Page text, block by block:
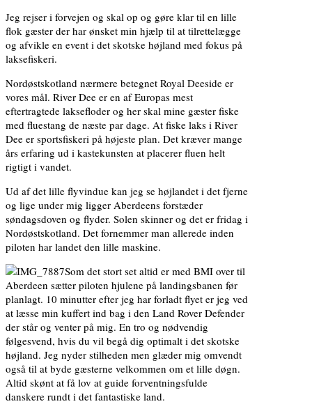
Jeg rejser i forvejen og skal op og gøre klar til en lille
flok gæster der har ønsket min hjælp til at tilrettelægge
og afvikle en event i det skotske højland med fokus på
laksefiskeri.
Nordøstskotland nærmere betegnet Royal Deeside er
vores mål. River Dee er en af Europas mest
eftertragtede laksefloder og her skal mine gæster fiske
med fluestang de næste par dage. At fiske laks i River
Dee er sportsfiskeri på højeste plan. Det kræver mange
års erfaring ud i kastekunsten at placerer fluen helt
rigtigt i vandet.
Ud af det lille flyvindue kan jeg se højlandet i det fjerne
og lige under mig ligger Aberdeens forstæder
søndagsdoven og flyder. Solen skinner og det er fridag i
Nordøstskotland. Det fornemmer man allerede inden
piloten har landet den lille maskine.
Som det stort set altid er med BMI over til
Aberdeen sætter piloten hjulene på landingsbanen før
planlagt. 10 minutter efter jeg har forladt flyet er jeg ved
at læsse min kuffert ind bag i den Land Rover Defender
der står og venter på mig. En tro og nødvendig
følgesvend, hvis du vil begå dig optimalt i det skotske
højland. Jeg nyder stilheden men glæder mig omvendt
også til at byde gæsterne velkommen om et lille døgn.
Altid skønt at få lov at guide forventningsfulde
danskere rundt i det fantastiske land.